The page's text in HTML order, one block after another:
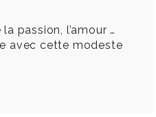
passion, l’amour …
avec cette modeste